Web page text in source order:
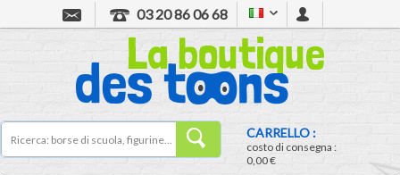
03 20 86 06 68
CARRELLO :
costo di consegna :
0,00 €